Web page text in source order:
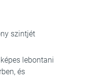
szintjét
lebontani
és